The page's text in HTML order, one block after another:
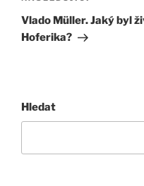
příspěvek
Vlado Müller. Jaký byl
Hoferika?
Hledat